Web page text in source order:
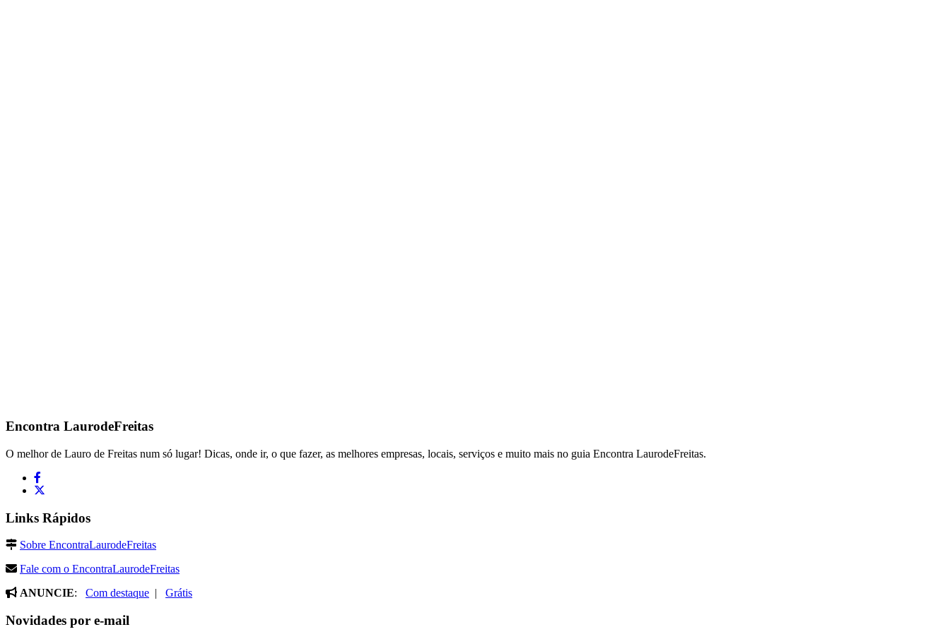
Encontra LaurodeFreitas
O melhor de Lauro de Freitas num só lugar! Dicas, onde ir, o que fazer, as melhores empresas, locais, serviços e muito mais no guia Encontra LaurodeFreitas.
Links Rápidos
Sobre EncontraLaurodeFreitas
Fale com o EncontraLaurodeFreitas
ANUNCIE: Com destaque | Grátis
Novidades por e-mail